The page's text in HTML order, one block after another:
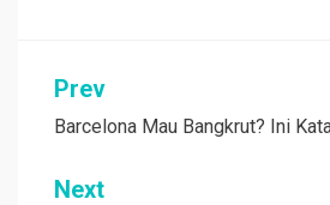
Navigasi
pos
Prev
Barcelona Mau Bangkrut? Ini
Next